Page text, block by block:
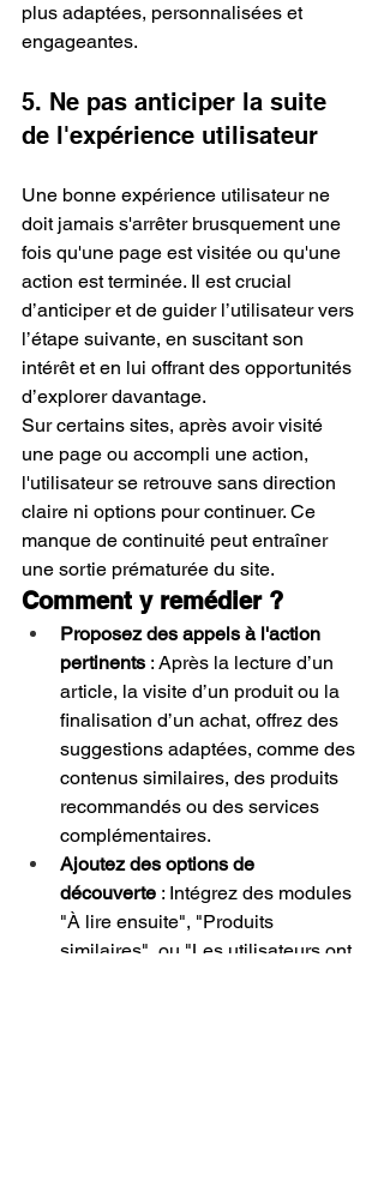
plus adaptées, personnalisées et
engageantes.
5. Ne pas anticiper la suite
de l'expérience utilisateur
Une bonne expérience utilisateur ne
doit jamais s'arrêter brusquement une
fois qu'une page est visitée ou qu'une
action est terminée. Il est crucial
d’anticiper et de guider l’utilisateur vers
l’étape suivante, en suscitant son
intérêt et en lui offrant des opportunités
d’explorer davantage.
Sur certains sites, après avoir visité
une page ou accompli une action,
l'utilisateur se retrouve sans direction
claire ni options pour continuer. Ce
manque de continuité peut entraîner
une sortie prématurée du site.
Comment y remédier ?
Proposez des appels à l'action
pertinents : Après la lecture d’un
article, la visite d’un produit ou la
finalisation d’un achat, offrez des
suggestions adaptées, comme des
contenus similaires, des produits
recommandés ou des services
complémentaires.
Ajoutez des options de
découverte : Intégrez des modules
"À lire ensuite", "Produits
similaires", ou "Les utilisateurs ont